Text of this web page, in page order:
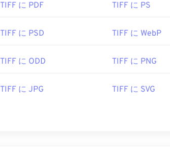
TIFF に PDF TIFF に PS
TIFF に PSD TIFF に WebP
TIFF に ODD TIFF に PNG
TIFF に JPG TIFF に SVG